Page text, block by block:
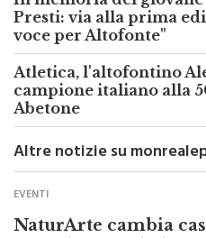
In memoria del
Presti: via alla prima
voce per Altofonte"
Atletica, l'altofontino
campione italiano alla
Abetone
Altre notizie su
EVENTI